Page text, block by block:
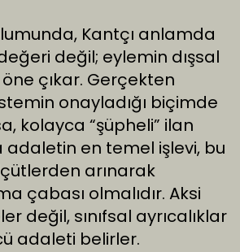
Kantçı anlamda
değil; eylemin dışsal
öne çıkar. Gerçekten
onayladığı biçimde
kolayca “şüpheli” ilan
adaletin en temel işlevi, bu
arınarak
çabası olmalıdır. Aksi
değil, sınıfsal ayrıcalıklar
adaleti belirler.